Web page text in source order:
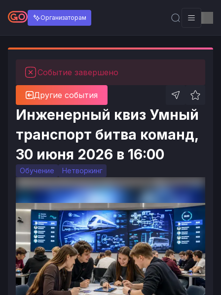
Организаторам
Событие завершено
Другие события
Инженерный квиз Умный
транспорт битва команд,
30 июня 2026 в 16:00
Обучение Нетворкинг